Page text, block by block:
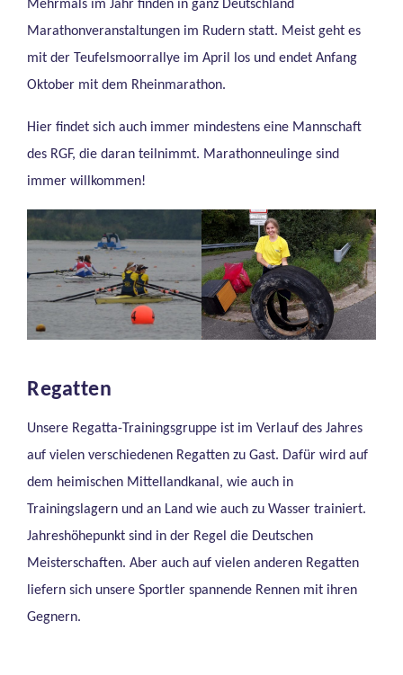
Mehrmals im Jahr finden in ganz Deutschland
Marathonveranstaltungen im Rudern statt. Meist geht es
mit der Teufelsmoorrallye im April los und endet Anfang
Oktober mit dem Rheinmarathon.
Hier findet sich auch immer mindestens eine Mannschaft
des RGF, die daran teilnimmt. Marathonneulinge sind
immer willkommen!
Regatten
Unsere Regatta-Trainingsgruppe ist im Verlauf des Jahres
auf vielen verschiedenen Regatten zu Gast. Dafür wird auf
dem heimischen Mittellandkanal, wie auch in
Trainingslagern und an Land wie auch zu Wasser trainiert.
Jahreshöhepunkt sind in der Regel die Deutschen
Meisterschaften. Aber auch auf vielen anderen Regatten
liefern sich unsere Sportler spannende Rennen mit ihren
Gegnern.